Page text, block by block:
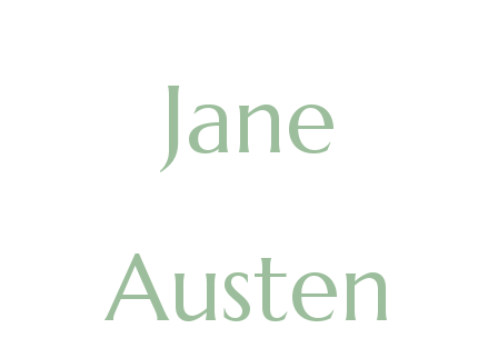
Jane
Austen